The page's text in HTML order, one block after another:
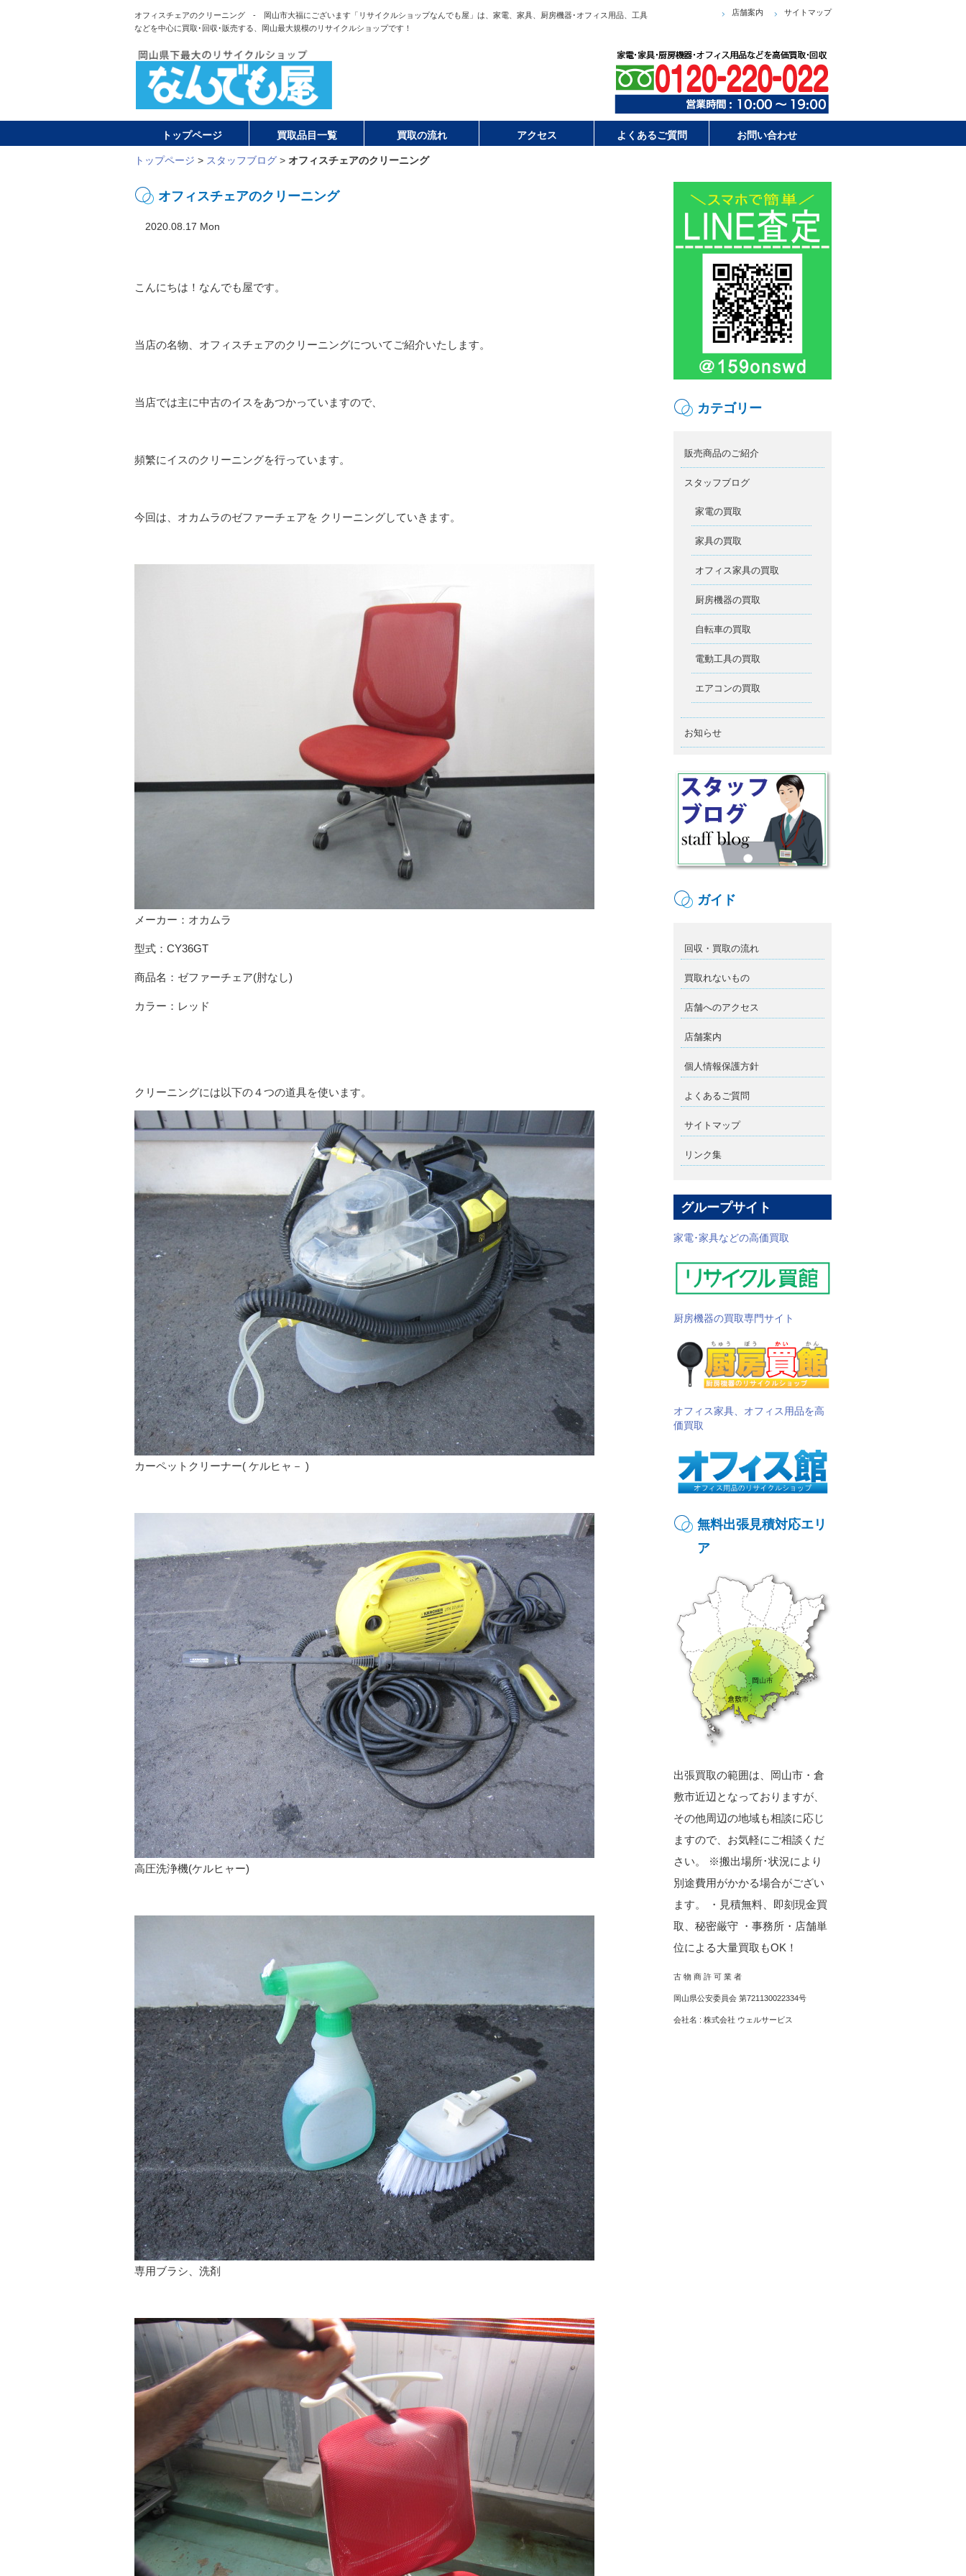
オフィスチェアのクリーニング - 岡山市大福にございます「リサイクルショップなんでも屋」は、家電、家具、厨房機器･オフィス用品、工具
などを中心に買取･回収･販売する、岡山最大規模のリサイクルショップです！
店舗案内 サイトマップ
トップページ 買取品目一覧 買取の流れ アクセス よくあるご質問 お問い合わせ
トップページ > スタッフブログ > オフィスチェアのクリーニング
オフィスチェアのクリーニング
2020.08.17 Mon
こんにちは！なんでも屋です。
当店の名物、オフィスチェアのクリーニングについてご紹介いたします。
当店では主に中古のイスをあつかっていますので、
頻繁にイスのクリーニングを行っています。
今回は、オカムラのゼファーチェアを クリーニングしていきます。
メーカー：オカムラ
型式：CY36GT
商品名：ゼファーチェア(肘なし)
カラー：レッド
クリーニングには以下の４つの道具を使います。
カーペットクリーナー( ケルヒャ－ )
高圧洗浄機(ケルヒャー)
専用ブラシ、洗剤
カテゴリー
販売商品のご紹介
スタッフブログ
家電の買取
家具の買取
オフィス家具の買取
厨房機器の買取
自転車の買取
電動工具の買取
エアコンの買取
お知らせ
ガイド
回収・買取の流れ
買取れないもの
店舗へのアクセス
店舗案内
個人情報保護方針
よくあるご質問
サイトマップ
リンク集
グループサイト
家電･家具などの高価買取
厨房機器の買取専門サイト
オフィス家具、オフィス用品を高
価買取
無料出張見積対応エリ
ア
出張買取の範囲は、岡山市・倉
敷市近辺となっておりますが、
その他周辺の地域も相談に応じ
ますので、お気軽にご相談くだ
さい。 ※搬出場所･状況により
別途費用がかかる場合がござい
ます。 ・見積無料、即刻現金買
取、秘密厳守 ・事務所・店舗単
位による大量買取もOK！
古 物 商 許 可 業 者
岡山県公安委員会 第721130022334号
会社名 : 株式会社 ウェルサービス